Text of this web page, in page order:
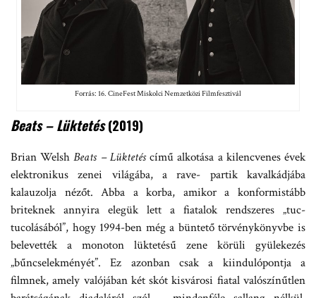
Forrás: 16. CineFest Miskolci Nemzetközi Filmfesztivál
Beats – Lüktetés(2019)
Brian WelshBeats – Lüktetéscímű alkotása a kilencvenes évek
elektronikus zenei világába, a rave- partik kavalkádjába
kalauzolja nézőt. Abba a korba, amikor a konformistább
briteknek annyira elegük lett a fiatalok rendszeres „tuc-
tucolásából”, hogy 1994-ben még a büntető törvénykönyvbe is
belevették a monoton lüktetésű zene körüli gyülekezés
„bűncselekményét”. Ez azonban csak a kiindulópontja a
filmnek, amely valójában két skót kisvárosi fiatal valószínűtlen